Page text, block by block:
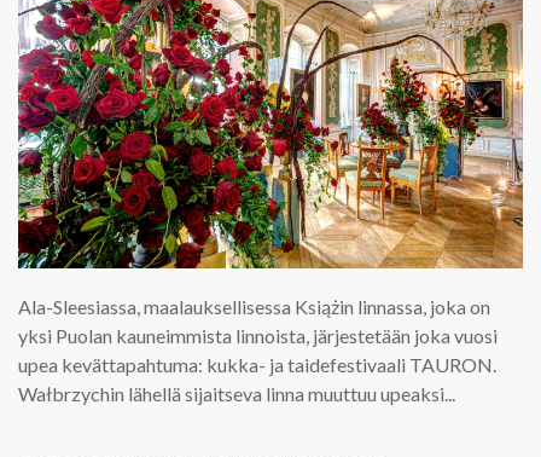
Ala-Sleesiassa, maalauksellisessa Książin linnassa, joka on
yksi Puolan kauneimmista linnoista, järjestetään joka vuosi
upea kevättapahtuma: kukka- ja taidefestivaali TAURON.
Wałbrzychin lähellä sijaitseva linna muuttuu upeaksi...